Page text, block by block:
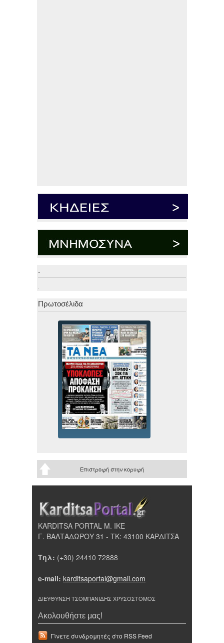
.
.
Πρωτοσέλιδα
Επιστροφή στην κορυφή
KARDITSA PORTAL Μ. ΙΚΕ
Γ. ΒΑΛΤΑΔΩΡΟΥ 31 - ΤΚ: 43100 ΚΑΡΔΙΤΣΑ
Τηλ: (+30) 24410 72888
e-mail: karditsaportal@gmail.com
ΔΙΕΥΘΥΝΣΗ ΤΣΟΜΠΑΝΙΔΗΣ ΧΡΥΣΟΣΤΟΜΟΣ
Ακολουθήστε μας!
Γίνετε συνδρομητές στο RSS Feed